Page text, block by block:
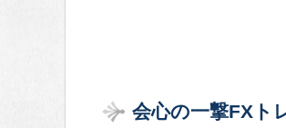
会心の一撃FXト